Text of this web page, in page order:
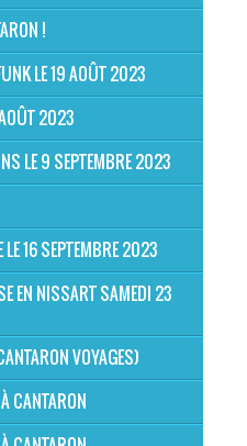
!
LE 19 AOÛT 2023
2023
LE 9 SEPTEMBRE 2023
16 SEPTEMBRE 2023
EN NISSART SAMEDI 23
VOYAGES)
CANTARON